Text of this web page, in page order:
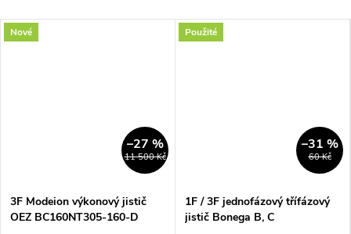
Nové
11 500 Kč
–27 %
3F Modeion výkonový jistič
OEZ BC160NT305-160-D
Použité
60 Kč
–31 %
1F / 3F jednofázový třífázový
jistič Bonega B, C